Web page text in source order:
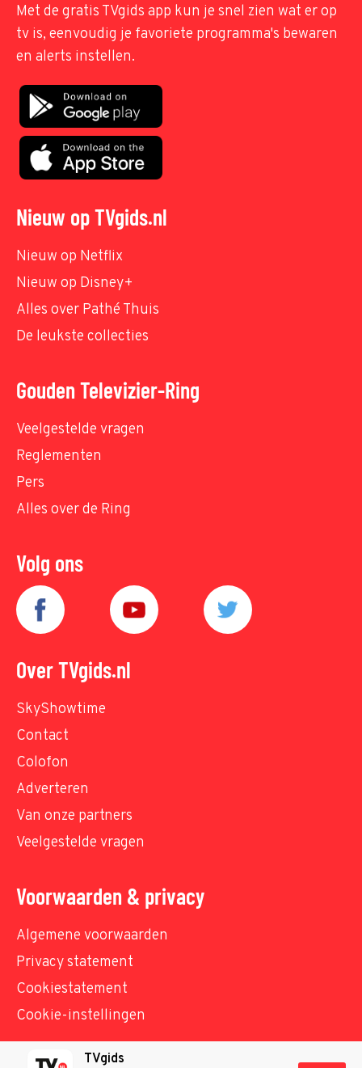
Met de gratis TVgids app kun je snel zien wat er op
tv is, eenvoudig je favoriete programma's bewaren
en alerts instellen.
Nieuw op TVgids.nl
Nieuw op Netflix
Nieuw op Disney+
Alles over Pathé Thuis
De leukste collecties
Gouden Televizier-Ring
Veelgestelde vragen
Reglementen
Pers
Alles over de Ring
Volg ons
Over TVgids.nl
SkyShowtime
Contact
Colofon
Adverteren
Van onze partners
Veelgestelde vragen
Voorwaarden & privacy
Algemene voorwaarden
Privacy statement
Cookiestatement
Cookie-instellingen
TVgids